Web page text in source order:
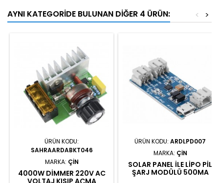
AYNI KATEGORIDE BULUNAN DIĞER 4 ÜRÜN: >
<
ÜRÜN KODU:
SAHRAARDABKT046
MARKA: ÇIN
4000W DIMMER 220V AC
ÜRÜN KODU: ARDLPD007
MARKA: ÇIN
SOLAR PANEL ILE LIPO PIL
ŞARJ MODÜLÜ 500MA